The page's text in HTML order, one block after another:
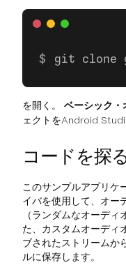
git clone
を開く。 ベーシック
ェクトをAndroid
コードを探
このサンプルアプリケ
イバを使用して、オー
（ランダムなオーデ
た、カスタムオーディ
ブされたストリームか
ルに保存します。